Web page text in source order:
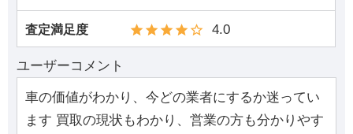
査定満足度 4.0
ユーザーコメント
車の価値がわかり、今どの業者にするか迷ってい
ます 買取の現状もわかり、営業の方も分かりやす